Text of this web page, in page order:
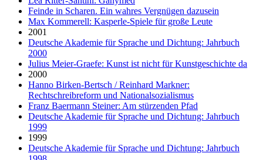
Feinde in Scharen. Ein wahres Vergnügen dazusein
Max Kommerell: Kasperle-Spiele für große Leute
2001
Deutsche Akademie für Sprache und Dichtung: Jahrbuch
2000
Julius Meier-Graefe: Kunst ist nicht für Kunstgeschichte da
2000
Hanno Birken-Bertsch / Reinhard Markner:
Rechtschreibreform und Nationalsozialismus
Franz Baermann Steiner: Am stürzenden Pfad
Deutsche Akademie für Sprache und Dichtung: Jahrbuch
1999
1999
Deutsche Akademie für Sprache und Dichtung: Jahrbuch